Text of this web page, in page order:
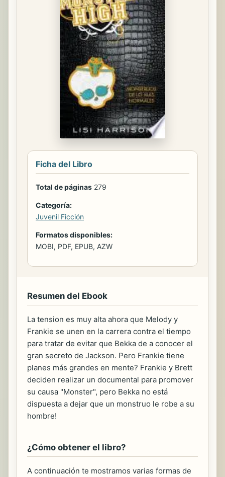
Ficha del Libro
Total de páginas 279
Categoría:
Juvenil Ficción
Formatos disponibles:
MOBI, PDF, EPUB, AZW
Resumen del Ebook
La tension es muy alta ahora que Melody y
Frankie se unen en la carrera contra el tiempo
para tratar de evitar que Bekka de a conocer el
gran secreto de Jackson. Pero Frankie tiene
planes más grandes en mente? Frankie y Brett
deciden realizar un documental para promover
su causa "Monster", pero Bekka no está
dispuesta a dejar que un monstruo le robe a su
hombre!
¿Cómo obtener el libro?
A continuación te mostramos varias formas de